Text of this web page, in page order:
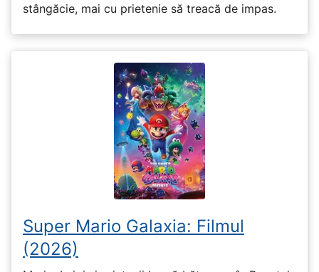
stângăcie, mai cu prietenie să treacă de impas.
Super Mario Galaxia: Filmul
(2026)